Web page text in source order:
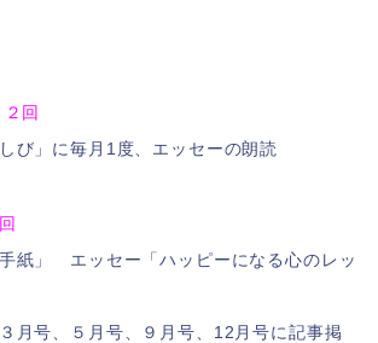
回
び」に毎月1度、エッセーの朗読
手紙」 エッセー「ハッピーになる心のレッ
月号、５月号、９月号、12月号に記事掲